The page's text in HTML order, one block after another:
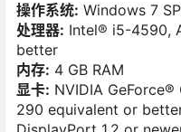
操作系统: Windows 7
处理器: Intel® i5-4590,
better
内存: 4 GB RAM
显卡: NVIDIA GeForce®
290 equivalent or